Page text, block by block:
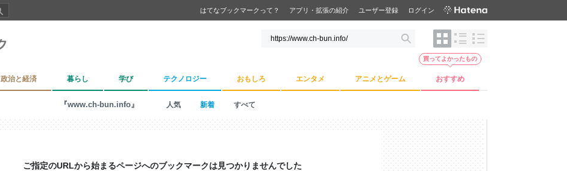
はてなブックマークって？ アプリ・拡張の紹介 ユーザー登録 ログイン
政治と経済 暮らし 学び テクノロジー おもしろ エンタメ アニメとゲーム おすすめ
買ってよかったもの
『www.ch-bun.info』 人気 新着 すべて
ご指定のURLから始まるページへのブックマークは見つかりませんでした